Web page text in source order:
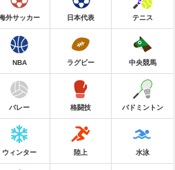
外サッカー 日本代表 テニス
NBA ラグビー 中央競馬
バレー 格闘技 バドミントン
ウィンター 陸上 水泳